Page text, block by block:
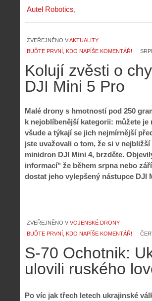
Autel Robotics
ZVEŘEJNĚNO VAKTUALITY
BUĎTE PRVNÍ, KDO NAPÍŠE KOMENTÁŘ!
Kolují zvěsti o
DJI Mini 5 Pro
Malé drony s hmotností pod 250
k nejoblíbenější kategorii: můžete je
všude a týkají se jich nejmírnější
jste uvažovali o tom, že si v
minidron DJI Mini 4, brzděte.
informací" že během srpna nebo
dostat jeho vylepšený nástupce DJI
ZVEŘEJNĚNO V VOJENSKÉ DRONY
BUĎTE PRVNÍ, KDO NAPÍŠE KOMENTÁŘ!
S-70 Ochotnik:
ulovili ruského
Po víc jak třech letech ukrajinské